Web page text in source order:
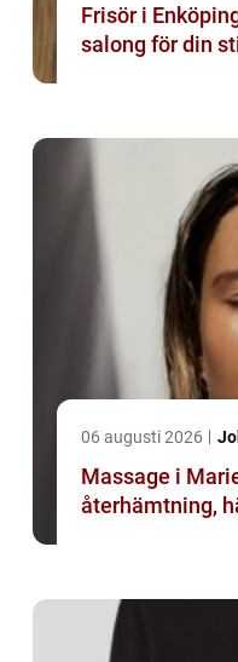
Frisör i
salong för din
06 augusti 2026
Massage i
återhämtning,